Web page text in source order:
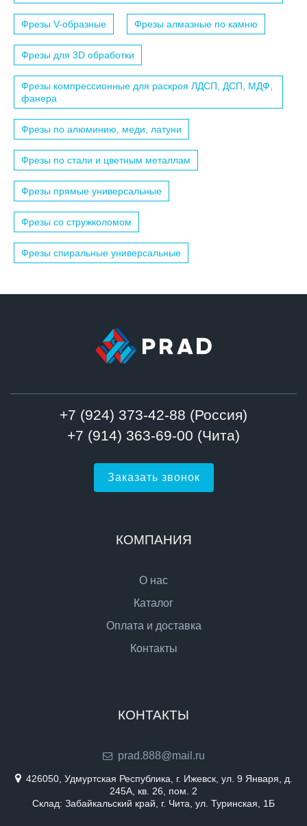
Фрезы V-образные Фрезы алмазные по камню
Фрезы для 3D обработки
Фрезы компрессионные для раскроя ЛДСП, ДСП, МДФ,
фанера
Фрезы по алюминию, меди, латуни
Фрезы по стали и цветным металлам
Фрезы прямые универсальные
Фрезы со стружколомом
Фрезы спиральные универсальные
+7 (924) 373-42-88 (Россия)
+7 (914) 363-69-00 (Чита)
Заказать звонок
КОМПАНИЯ
О нас
Каталог
Оплата и доставка
Контакты
КОНТАКТЫ
prad.888@mail.ru
426050, Удмуртская Республика, г. Ижевск, ул. 9 Января, д.
245А, кв. 26, пом. 2
Склад: Забайкальский край, г. Чита, ул. Туринская, 1Б